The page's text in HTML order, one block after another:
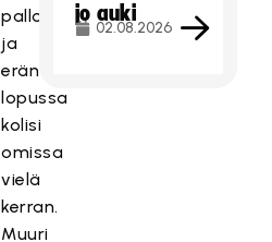
palloa,
ja
erän
lopussa
kolisi
omissa
vielä
kerran.
Muuri
jo auki
02.08.2026